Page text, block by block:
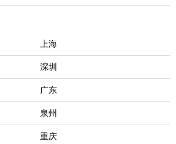
上海
深圳
广东
泉州
重庆